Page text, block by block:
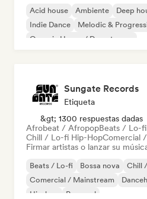
Acid house Ambiente Deep
Indie Dance
Melodic &
Organic House / Downtempo
Sungate Records
Etiqueta
&gt; 1300 respuestas dadas
Afrobeat / AfropopBeats / Lo-fi
Chill / Lo-fi Hip-HopComercial
Firmar artistas o lanzar su
Beats / Lo-fi Bossa nova
Chill
Comercial / Mainstream
Hip-hop
Pop soul